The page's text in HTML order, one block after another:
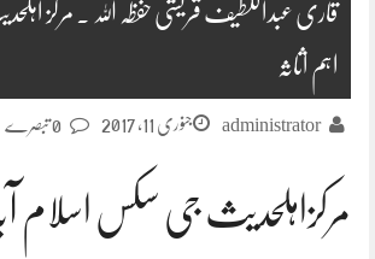
قاری عبداللطیف قریشی حفظہ اللہ ۔ مرکز
اہم اثاثہ
administrator جنوری 11, 2017
مرکزاہلحدیث جی سکس اسلام